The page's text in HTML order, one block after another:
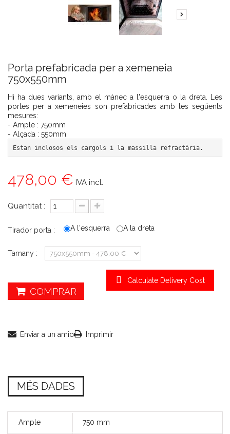
Porta prefabricada per a xemeneia
750x550mm
Hi ha dues variants, amb el mànec a l'esquerra o la dreta. Les
portes per a xemeneies son prefabricades amb les següents
mesures:
- Ample : 750mm
- Alçada : 550mm.
Estan inclosos els cargols i la massilla refractària.
478,00 € IVA incl.
Quantitat :
Tirador porta : A l'esquerra A la dreta
Tamany :
Calculate Delivery Cost
COMPRAR
Enviar a un amic Imprimir
MÉS DADES
Ample 750 mm